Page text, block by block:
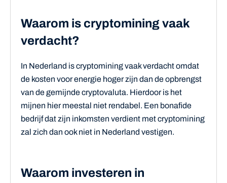
Waarom is cryptomining vaak
verdacht?
In Nederland is cryptomining vaak verdacht omdat
de kosten voor energie hoger zijn dan de opbrengst
van de gemijnde cryptovaluta. Hierdoor is het
mijnen hier meestal niet rendabel. Een bonafide
bedrijf dat zijn inkomsten verdient met cryptomining
zal zich dan ook niet in Nederland vestigen.
Waarom investeren in